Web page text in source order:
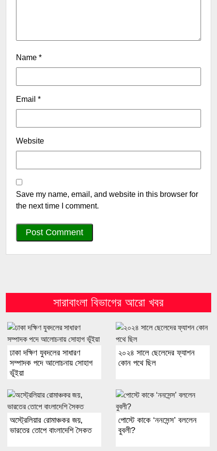
Name *
Email *
Website
Save my name, email, and website in this browser for
the next time I comment.
সারাবাংলা বিভাগের আরো খবর
ঢাকা দক্ষিণ যুবদলের সাধারণ
সম্পাদক পদে আলোচনায় সোহাগ
ভূঁইয়া
২০২৪ সালে ছেলেদের ফ্যাশন
কোন পথে ছিল
অস্ট্রেলিয়ার রোমাঞ্চকর জয়,
ভারতের তোপে বাংলাদেশি সৈকত
পোস্টে কাকে ‘ননসেন্স’ বললেন
বুবলী?